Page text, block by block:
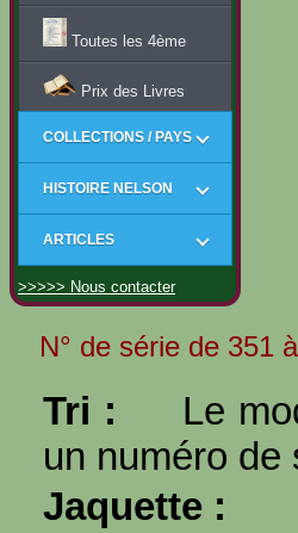
Toutes les 4ème
Prix des Livres
COLLECTIONS / PAYS
HISTOIRE NELSON
ARTICLES
>>>>> Nous contacter
N° de série de 351
Tri :
Le
un numéro de
Jaquette :